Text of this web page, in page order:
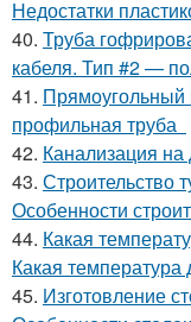
Недостатки
40. Труба
кабеля. Тип #2 —
41. Прямоугольный
профильная труба
42. Канализация
43. Строительство
Особенности
44. Какая
Какая
45. Изготовление